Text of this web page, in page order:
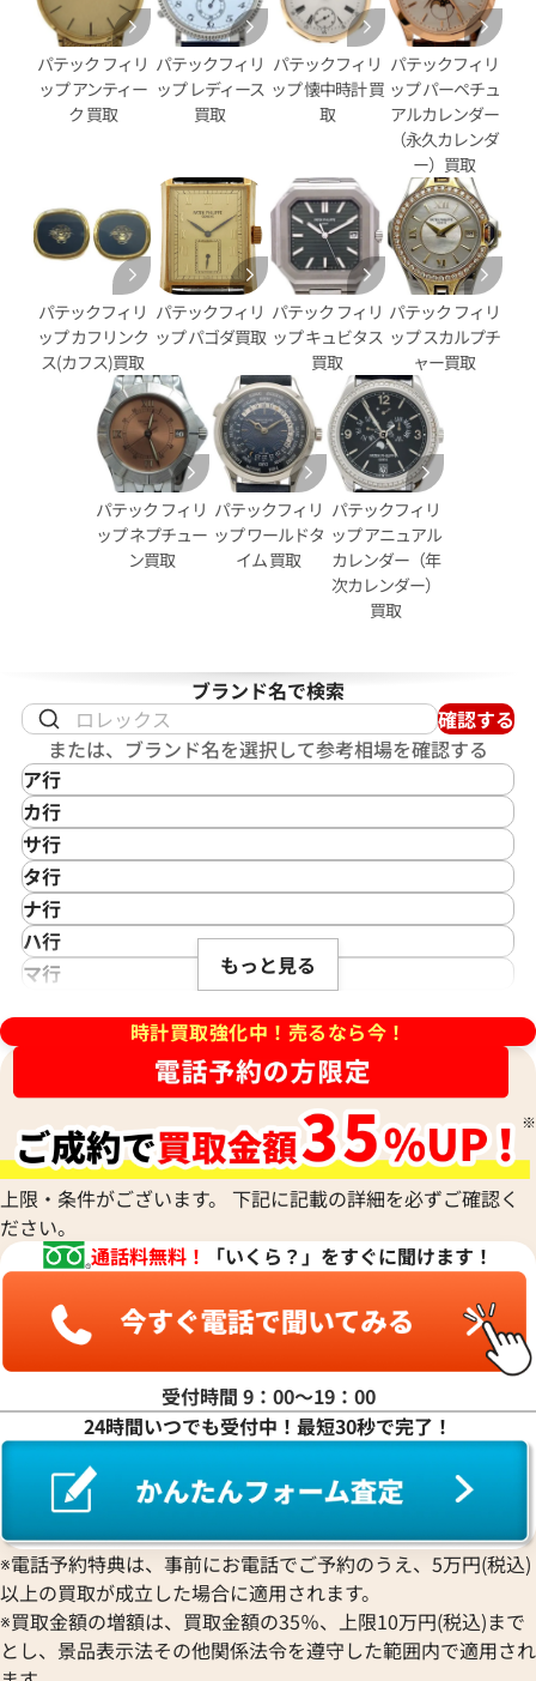
日時点の参考買取価格です
4,690,000円
※2026年6月27日時点の参考
リップ カラトラバ パイロッ
イム 7234R-001
日時点の参考買取価格です
パテック フィリップ カラト
タイム 5134J-011
参考買取価格
2,566,000円
※2025年3月9日時点の参考買
リップ カラトラバ 5196P-
格
合わせください
電話で聞く
パテック フィリップ カラト
001
参考買取価格
価格はお問い合わせください
電話で聞く
リップ カラトラバ 5196R-
格
日時点の参考買取価格です
パテック フィリップ カラト
001
参考買取価格
3,540,000円
※2026年7月27日時点の参考
パテック フィリ
ップ アンティー
ク 買取
パテックフィリ
ップ レディース
買取
パテックフィリ
ップ 懐中時計 買
取
パテックフィリ
ップ パーペチュ
アルカレンダー
（永久カレンダ
ー）買取
パテックフィリ
ップ カフリンク
ス(カフス)買取
パテックフィリ
ップ パゴダ買取
パテック フィリ
ップ キュビタス
買取
パテック フィリ
ップ スカルプチ
ャー買取
パテック フィリ
ップ ネプチュー
ン買取
パテックフィリ
ップ ワールドタ
イム 買取
パテックフィリ
ップ アニュアル
カレンダー（年
次カレンダー）
買取
ブランド名で検索
確認する
または、ブランド名を選択して参考相場を確認する
ア行
IKEPOD
アイクポッド
IWC
アイダブリューシー
Azimuth
アジムース
ANONIMO
Alain Silberstein
アラン・シルベスタイン
Armand Nicolet
アルマン・ニコレ
WALTHAM
ウォルサム
HUBLOT
ウブロ
ETERNA
エテルナ
EDOX
エドックス
EBERHARD
エベラール
EBEL
エベル
EPOS
Hermes
エルメス
OMEGA
オメガ
ORIENT
カ行
CASIO
カシオ
Cartier
カルティエ
Gaga Milano
ガガミラノ
Quinting
クインティング
Cuervo y Sobrinos
クエルボ・イ・ソブリノス
CVSTOS
クストス
Chronoswiss
クロノスイス
GUCCI
グッチ
Graham
グラハム
グランドセイコー
CORUM
コルム
Concord
コンコルド
サ行
Saint Laurent
サンローラン
Shellman
シェルマン
CITIZEN
シチズン
Chopard
ショパール
CHAUMET
ショーメ
Jacob & Co.
ジェイコブ
Gerald Genta
ジェラルド・ジェンタ
Jaeger-LeCoultre
ジャケ・ドロー
Girard-Perregaux
ジラール・ペルゴ
Sinn
ジン
STOWA
ストーヴァ
SEIKO
セイコー
タ行
TAG Heuer
タグ・ホイヤー
Daniel Roth
ダニエル・ロート
TUDOR
チューダー(チュードル)
ティファニー
Dior
ディオール
ナ行
NOMOS Glashütte
ノモス グラスヒュッテ
ハ行
Hamilton
Harry Winston
ハリー・ウィンストン
Patek Philippe
Panerai
パネライ
Parmigiani Fleurier
パルミジャーニ・フルリエ
Piaget
PIERRE KUNZ
ピエール・クンツ
FRANCK MULLER
フランク ミュラー
BOUCHERON
ブシュロン
BREITLING
ブライトリング
Blancpain
ブランパン
BVLGARI
ブルガリ
Breguet
マ行
MAURICE LACROIX
モーリス・ラクロア
RALPH LAUREN
ラルフ ローレン
リシャール・ミル
Louis Vuitton
ルイ・ヴィトン
Luminox
ルミノックス
Ressence
ROGER DUBUIS
ロジェ・デュブイ
ROLEX
ロレックス
LONGINES
ロンジン
もっと見る
時計買取強化中！売るなら今！
上限・条件がございます。 下記に記載の詳細を必ずご確認く
ださい。
通話料無料！
「いくら？」をすぐに聞けます！
受付時間 9：00〜19：00
24時間いつでも受付中！最短30秒で完了！
※電話予約特典は、事前にお電話でご予約のうえ、5万円(税込)
以上の買取が成立した場合に適用されます。
※買取金額の増額は、買取金額の35％、上限10万円(税込)まで
とし、景品表示法その他関係法令を遵守した範囲内で適用され